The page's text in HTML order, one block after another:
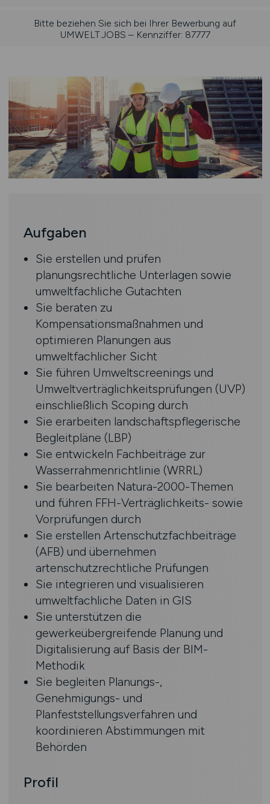
Bitte beziehen Sie sich bei Ihrer Bewerbung auf
UMWELT.JOBS – Kennziffer: 87777
Aufgaben
Sie erstellen und prüfen
planungsrechtliche Unterlagen sowie
umweltfachliche Gutachten
Sie beraten zu
Kompensationsmaßnahmen und
optimieren Planungen aus
umweltfachlicher Sicht
Sie führen Umweltscreenings und
Umweltverträglichkeitsprüfungen (UVP)
einschließlich Scoping durch
Sie erarbeiten landschaftspflegerische
Begleitpläne (LBP)
Sie entwickeln Fachbeiträge zur
Wasserrahmenrichtlinie (WRRL)
Sie bearbeiten Natura-2000-Themen
und führen FFH-Verträglichkeits- sowie
Vorprüfungen durch
Sie erstellen Artenschutzfachbeiträge
(AFB) und übernehmen
artenschutzrechtliche Prüfungen
Sie integrieren und visualisieren
umweltfachliche Daten in GIS
Sie unterstützen die
gewerkeübergreifende Planung und
Digitalisierung auf Basis der BIM-
Methodik
Sie begleiten Planungs-,
Genehmigungs- und
Planfeststellungsverfahren und
koordinieren Abstimmungen mit
Behörden
Profil